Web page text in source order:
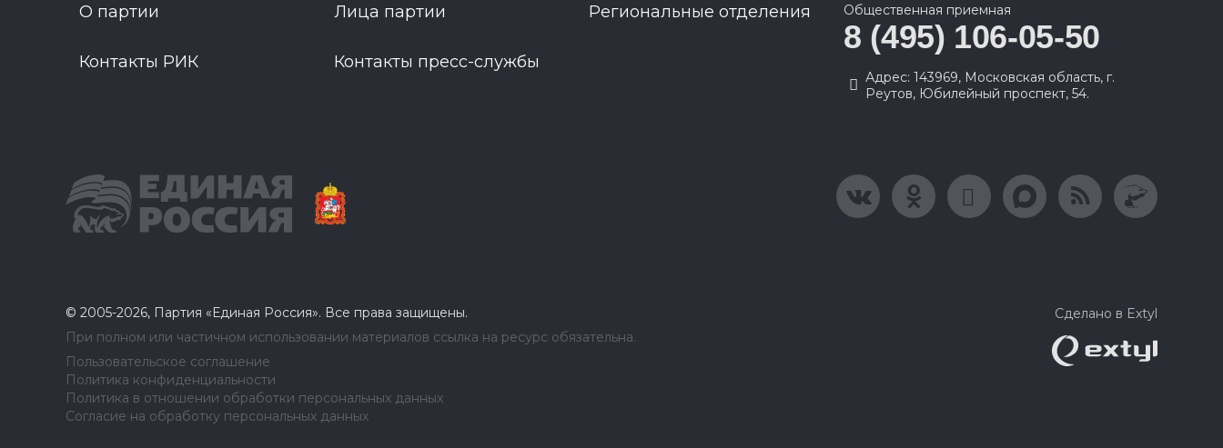
О партии Лица партии Региональные отделения
Контакты РИК Контакты пресс-службы
Общественная приемная
8 (495) 106-05-50
Адрес: 143969, Московская область, г.
Реутов, Юбилейный проспект, 54.
© 2005-2026, Партия «Единая Россия». Все права защищены.
При полном или частичном использовании материалов ссылка на ресурс обязательна.
Пользовательское соглашение
Политика конфиденциальности
Политика в отношении обработки персональных данных
Согласие на обработку персональных данных
Сделано в Extyl